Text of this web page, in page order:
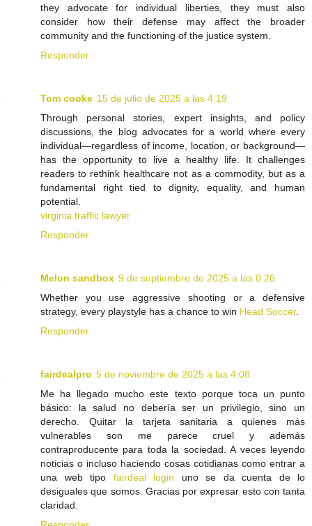
they advocate for individual liberties, they must also
consider how their defense may affect the broader
community and the functioning of the justice system.
Responder
Tom cooke 15 de julio de 2025 a las 4:19
Through personal stories, expert insights, and policy
discussions, the blog advocates for a world where every
individual—regardless of income, location, or background—
has the opportunity to live a healthy life. It challenges
readers to rethink healthcare not as a commodity, but as a
fundamental right tied to dignity, equality, and human
potential.
virginia traffic lawyer
Responder
Melon sandbox 9 de septiembre de 2025 a las 0:26
Whether you use aggressive shooting or a defensive
strategy, every playstyle has a chance to win Head Soccer.
Responder
fairdealpro 5 de noviembre de 2025 a las 4:08
Me ha llegado mucho este texto porque toca un punto
básico: la salud no debería ser un privilegio, sino un
derecho. Quitar la tarjeta sanitaria a quienes más
vulnerables son me parece cruel y además
contraproducente para toda la sociedad. A veces leyendo
noticias o incluso haciendo cosas cotidianas como entrar a
una web tipo fairdeal login uno se da cuenta de lo
desiguales que somos. Gracias por expresar esto con tanta
claridad.